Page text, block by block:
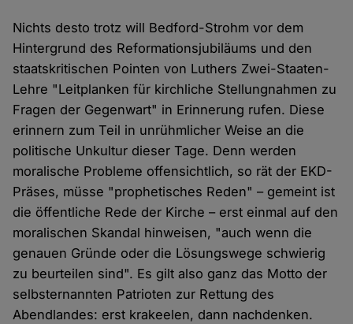
Nichts desto trotz will Bedford-Strohm vor dem
Hintergrund des Reformationsjubiläums und den
staatskritischen Pointen von Luthers Zwei-Staaten-
Lehre "Leitplanken für kirchliche Stellungnahmen zu
Fragen der Gegenwart" in Erinnerung rufen. Diese
erinnern zum Teil in unrühmlicher Weise an die
politische Unkultur dieser Tage. Denn werden
moralische Probleme offensichtlich, so rät der EKD-
Präses, müsse "prophetisches Reden" – gemeint ist
die öffentliche Rede der Kirche – erst einmal auf den
moralischen Skandal hinweisen, "auch wenn die
genauen Gründe oder die Lösungswege schwierig
zu beurteilen sind". Es gilt also ganz das Motto der
selbsternannten Patrioten zur Rettung des
Abendlandes: erst krakeelen, dann nachdenken.